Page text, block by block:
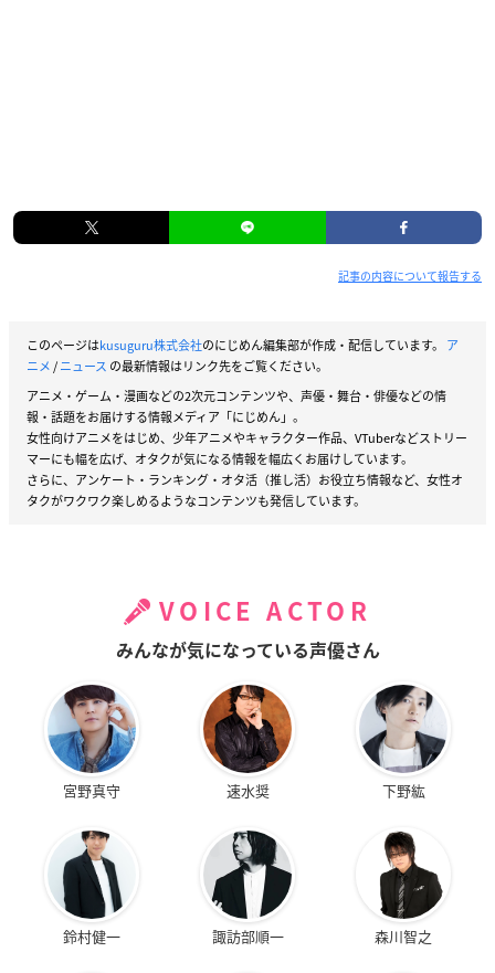
記事の内容について報告する
このページはkusuguru株式会社のにじめん編集部が作成・配信しています。 ア
ニメ/ニュース の最新情報はリンク先をご覧ください。
アニメ・ゲーム・漫画などの2次元コンテンツや、声優・舞台・俳優などの情
報・話題をお届けする情報メディア「にじめん」。
女性向けアニメをはじめ、少年アニメやキャラクター作品、VTuberなどストリー
マーにも幅を広げ、オタクが気になる情報を幅広くお届けしています。
さらに、アンケート・ランキング・オタ活（推し活）お役立ち情報など、女性オ
タクがワクワク楽しめるようなコンテンツも発信しています。
VOICE ACTOR
みんなが気になっている声優さん
宮野真守 速水奨 下野紘
鈴村健一 諏訪部順一 森川智之